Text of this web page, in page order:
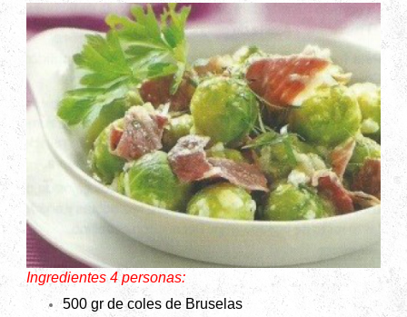
Ingredientes 4 personas:
500 gr de coles de Bruselas